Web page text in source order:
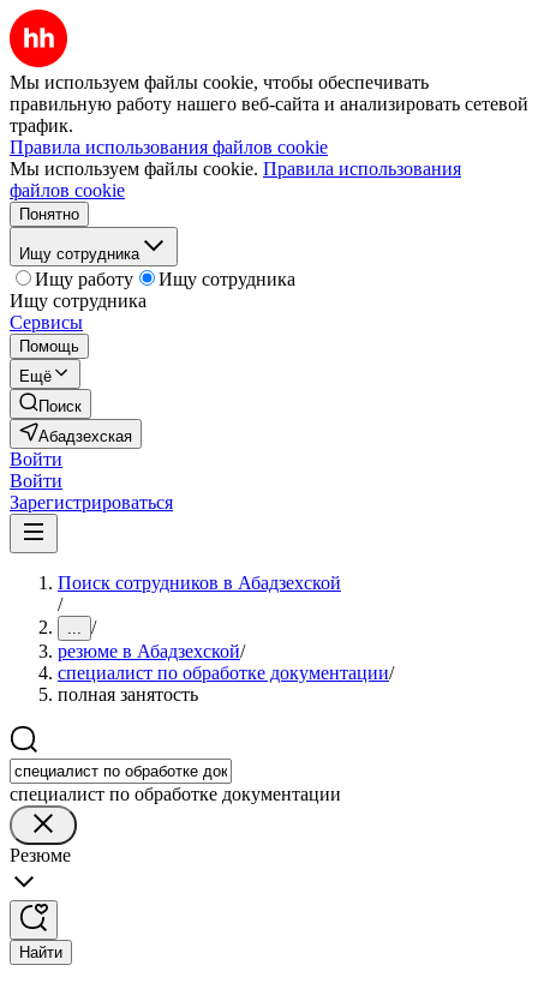
Мы используем файлы cookie, чтобы обеспечивать
правильную работу нашего веб-сайта и анализировать сетевой
трафик.
Правила использования файлов cookie
Мы используем файлы cookie. Правила использования
файлов cookie
Понятно
Ищу сотрудника
Ищу работу
Ищу сотрудника
Ищу сотрудника
Сервисы
Помощь
Ещё
Поиск
Абадзехская
Войти
Войти
Зарегистрироваться
Поиск сотрудников в Абадзехской
/
... /
резюме в Абадзехской/
специалист по обработке документации/
полная занятость
специалист по обработке документации
Резюме
Найти